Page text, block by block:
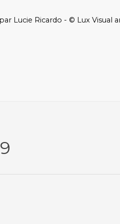
Lucie Ricardo - © Lux Visual